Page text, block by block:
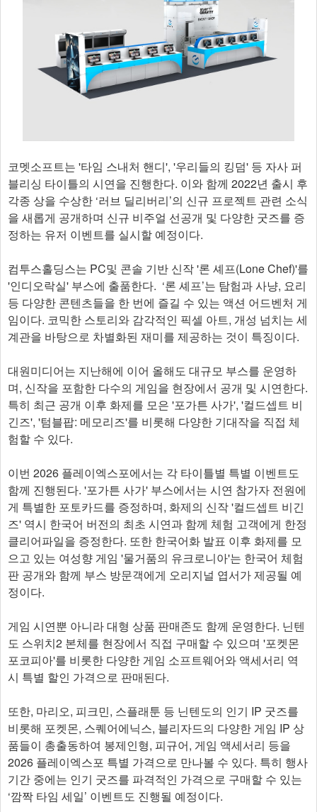
코멧소프트는 '타임 스내처 핸디', '우리들의 킹덤' 등 자사 퍼
블리싱 타이틀의 시연을 진행한다. 이와 함께 2022년 출시 후
각종 상을 수상한 ‘러브 딜리버리’의 신규 프로젝트 관련 소식
을 새롭게 공개하며 신규 비주얼 선공개 및 다양한 굿즈를 증
정하는 유저 이벤트를 실시할 예정이다.
컴투스홀딩스는 PC및 콘솔 기반 신작 '론 셰프(Lone Chef)'를
'인디오락실' 부스에 출품한다. ‘론 셰프’는 탐험과 사냥, 요리
등 다양한 콘텐츠들을 한 번에 즐길 수 있는 액션 어드벤처 게
임이다. 코믹한 스토리와 감각적인 픽셀 아트, 개성 넘치는 세
계관을 바탕으로 차별화된 재미를 제공하는 것이 특징이다.
대원미디어는 지난해에 이어 올해도 대규모 부스를 운영하
며, 신작을 포함한 다수의 게임을 현장에서 공개 및 시연한다.
특히 최근 공개 이후 화제를 모은 '포가튼 사가', '컬드셉트 비
긴즈', '텀블팝: 메모리즈'를 비롯해 다양한 기대작을 직접 체
험할 수 있다.
이번 2026 플레이엑스포에서는 각 타이틀별 특별 이벤트도
함께 진행된다. '포가튼 사가' 부스에서는 시연 참가자 전원에
게 특별한 포토카드를 증정하며, 화제의 신작 '컬드셉트 비긴
즈' 역시 한국어 버전의 최초 시연과 함께 체험 고객에게 한정
클리어파일을 증정한다. 또한 한국어화 발표 이후 화제를 모
으고 있는 여성향 게임 '물거품의 유크로니아'는 한국어 체험
판 공개와 함께 부스 방문객에게 오리지널 엽서가 제공될 예
정이다.
게임 시연뿐 아니라 대형 상품 판매존도 함께 운영한다. 닌텐
도 스위치2 본체를 현장에서 직접 구매할 수 있으며 '포켓몬
포코피아'를 비롯한 다양한 게임 소프트웨어와 액세서리 역
시 특별 할인 가격으로 판매된다.
또한, 마리오, 피크민, 스플래툰 등 닌텐도의 인기 IP 굿즈를
비롯해 포켓몬, 스퀘어에닉스, 블리자드의 다양한 게임 IP 상
품들이 총출동하여 봉제인형, 피규어, 게임 액세서리 등을
2026 플레이엑스포 특별 가격으로 만나볼 수 있다. 특히 행사
기간 중에는 인기 굿즈를 파격적인 가격으로 구매할 수 있는
‘깜짝 타임 세일’ 이벤트도 진행될 예정이다.